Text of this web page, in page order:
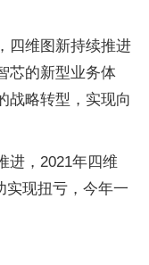
四维图新持续推进
芯的新型业务体
战略转型，实现向
进，2021年四维
实现扭亏，今年一